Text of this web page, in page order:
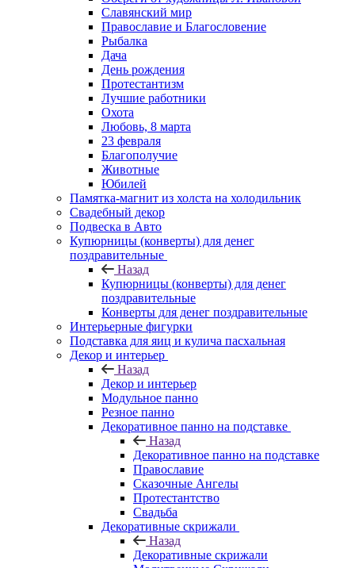
Славянский мир
Православие и Благословение
Рыбалка
Дача
День рождения
Протестантизм
Лучшие работники
Охота
Любовь, 8 марта
23 февраля
Благополучие
Животные
Юбилей
Памятка-магнит из холста на холодильник
Свадебный декор
Подвеска в Авто
Купюрницы (конверты) для денег
поздравительные
Назад
Купюрницы (конверты) для денег
поздравительные
Конверты для денег поздравительные
Интерьерные фигурки
Подставка для яиц и кулича пасхальная
Декор и интерьер
Назад
Декор и интерьер
Модульное панно
Резное панно
Декоративное панно на подставке
Назад
Декоративное панно на подставке
Православие
Сказочные Ангелы
Протестантство
Свадьба
Декоративные скрижали
Назад
Декоративные скрижали